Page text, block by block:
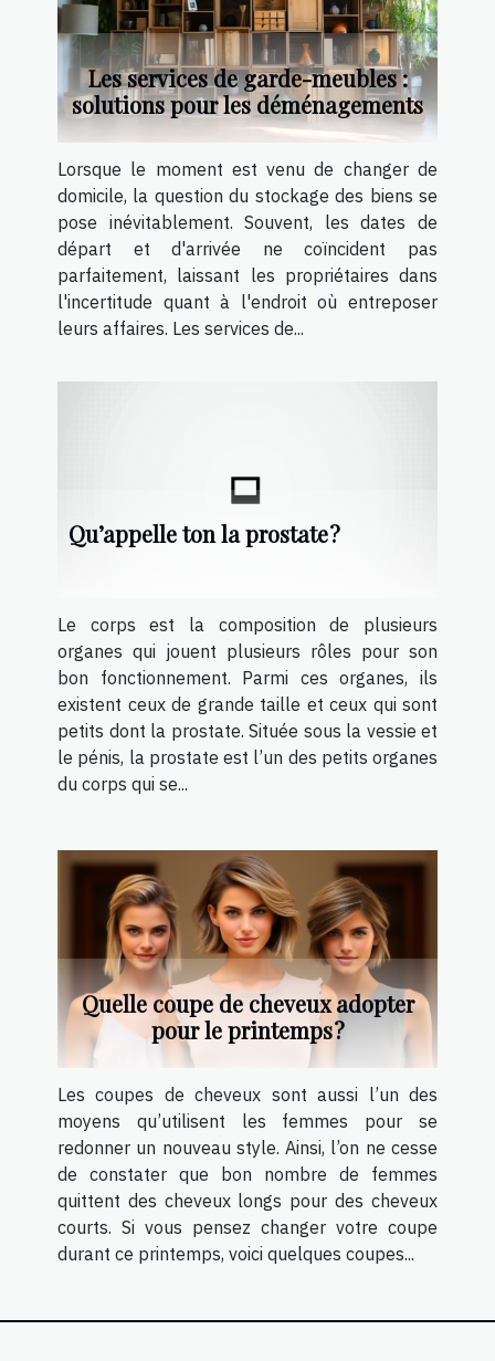
Les services de garde-meubles :
solutions pour les déménagements
Lorsque le moment est venu de changer de
domicile, la question du stockage des biens se
pose inévitablement. Souvent, les dates de
départ et d'arrivée ne coïncident pas
parfaitement, laissant les propriétaires dans
l'incertitude quant à l'endroit où entreposer
leurs affaires. Les services de...
Qu’appelle ton la prostate ?
Le corps est la composition de plusieurs
organes qui jouent plusieurs rôles pour son
bon fonctionnement. Parmi ces organes, ils
existent ceux de grande taille et ceux qui sont
petits dont la prostate. Située sous la vessie et
le pénis, la prostate est l’un des petits organes
du corps qui se...
Quelle coupe de cheveux adopter
pour le printemps ?
Les coupes de cheveux sont aussi l’un des
moyens qu’utilisent les femmes pour se
redonner un nouveau style. Ainsi, l’on ne cesse
de constater que bon nombre de femmes
quittent des cheveux longs pour des cheveux
courts. Si vous pensez changer votre coupe
durant ce printemps, voici quelques coupes...